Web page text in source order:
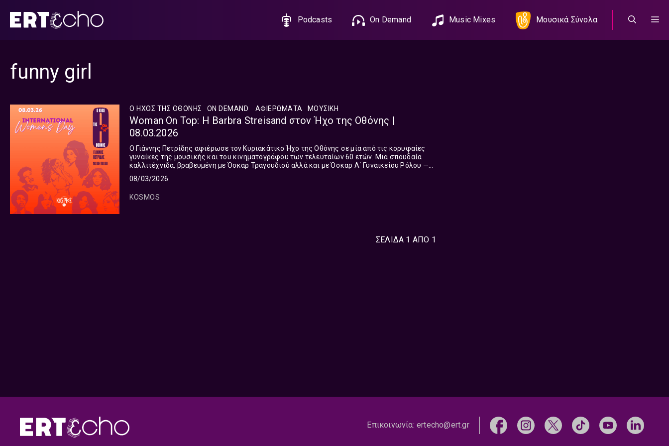
περιεχόμενο
Podcasts On Demand Music Mixes Μουσικά Σύνολα
funny girl
Ο ΗΧΟΣ ΤΗΣ ΟΘΟΝΗΣ ON DEMAND ΑΦΙΕΡΏΜΑΤΑ ΜΟΥΣΙΚΗ
Woman On Top: Η Barbra Streisand στον Ήχο της Οθόνης |
08.03.2026
Ο Γιάννης Πετρίδης αφιέρωσε τον Κυριακάτικο Ήχο της Οθόνης σε μία από τις κορυφαίες
γυναίκες της μουσικής και του κινηματογράφου των τελευταίων 60 ετών. Μια σπουδαία
καλλιτέχνιδα, βραβευμένη με Όσκαρ Τραγουδιού αλλά και με Όσκαρ Α΄ Γυναικείου Ρόλου —
08/03/2026
KOSMOS
ΣΕΛΙΔΑ 1 ΑΠΟ 1
Επικοινωνία:ertecho@ert.gr